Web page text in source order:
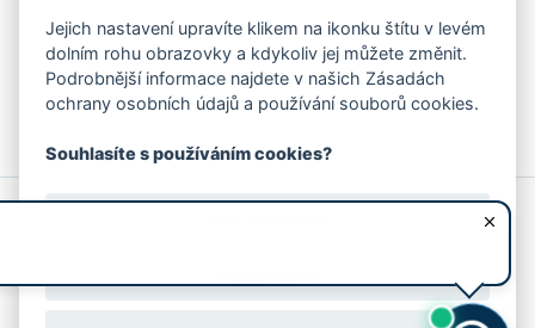
ankety, pozvánky na kulturní a sportovní akce?
Více informací o aplikaci
© 2026 Magistrát města Zlína
Prohlášení o používání cookies
Jejich nastavení upravíte klikem na ikonku štítu v levém
dolním rohu obrazovky a kdykoliv jej můžete změnit.
Podrobnější informace najdete v našich Zásadách
ochrany osobních údajů a používání souborů cookies.
Souhlasíte s používáním cookies?